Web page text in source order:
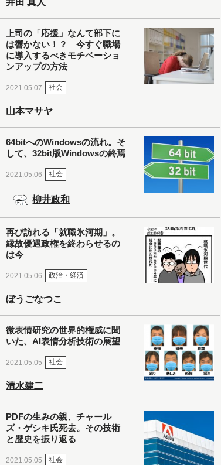
上司の「応援」なんて部下に
は響かない！？ 今すぐ職場
に導入するべきモチベーショ
ンアップの方法
2021.05.07 社会
山本マサヤ
64bitへのWindowsの流れ。そ
して、32bit版Windowsの終焉
2021.05.06 社会
柳井政和
再び訪れる「就職氷河期」。
縁故優遇政権を終わらせるの
は今
2021.05.06 政治・経済
ぼうごなつこ
微表情研究の世界的権威に聞
いた、AI表情分析技術の展望
2021.05.05 社会
清水建二
PDFの生みの親、チャール
ズ・ゲシキ氏死去。その技術
と歴史を振り返る
2021.05.05 社会